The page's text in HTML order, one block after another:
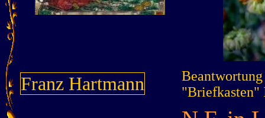
Franz Hartmann
"Briefkasten"